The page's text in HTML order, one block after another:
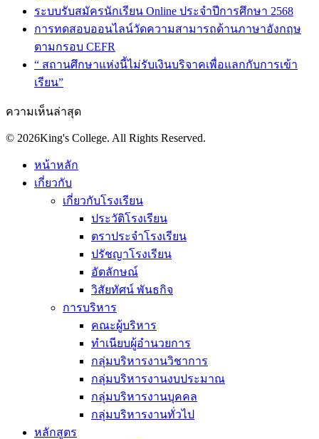
ระบบรับสมัครนักเรียน Online ประจำปีการศึกษา 2568
การทดสอบออนไลน์วัดความสามารถด้านภาษาอังกฤษ
ตามกรอบ CEFR
“ สถานศึกษาแห่งนี้ไม่รับเงินบริจาคเพื่อแลกกับการเข้า
เรียน”
ความเห็นล่าสุด
© 2026King's College. All Rights Reserved.
หน้าหลัก
เกี่ยวกับ
เกี่ยวกับโรงเรียน
ประวัติโรงเรียน
ตราประจำโรงเรียน
ปรัชญาโรงเรียน
อัตลักษณ์
วิสัยทัศน์ พันธกิจ
การบริหาร
คณะผู้บริหาร
ทำเนียบผู้อำนวยการ
กลุ่มบริหารงานวิชาการ
กลุ่มบริหารงานงบประมาณ
กลุ่มบริหารงานบุคคล
กลุ่มบริหารงานทั่วไป
หลักสูตร